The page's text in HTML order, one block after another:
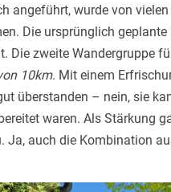
angeführt, wurde von
Die ursprünglich
Die zweite Wandergruppe
10km. Mit einem
überstanden – nein, sie
waren. Als Stärkung
Ja, auch die Kombination